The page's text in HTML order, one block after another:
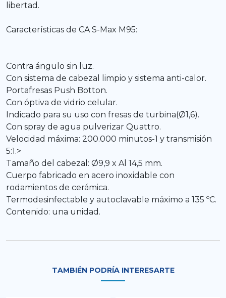
libertad.
Características de CA S-Max M95:
Contra ángulo sin luz.
Con sistema de cabezal limpio y sistema anti-calor.
Portafresas Push Botton.
Con óptiva de vidrio celular.
Indicado para su uso con fresas de turbina(Ø1,6).
Con spray de agua pulverizar Quattro.
Velocidad máxima: 200.000 minutos-1 y transmisión
5:1.>
Tamaño del cabezal: Ø9,9 x Al 14,5 mm.
Cuerpo fabricado en acero inoxidable con
rodamientos de cerámica.
Termodesinfectable y autoclavable máximo a 135 ºC.
Contenido: una unidad.
TAMBIÉN PODRÍA INTERESARTE